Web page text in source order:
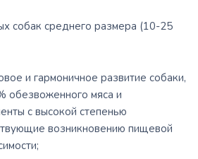
собак среднего размера (10-25
и гармоничное развитие собаки,
обезвоженного мяса и
с высокой степенью
возникновению пищевой